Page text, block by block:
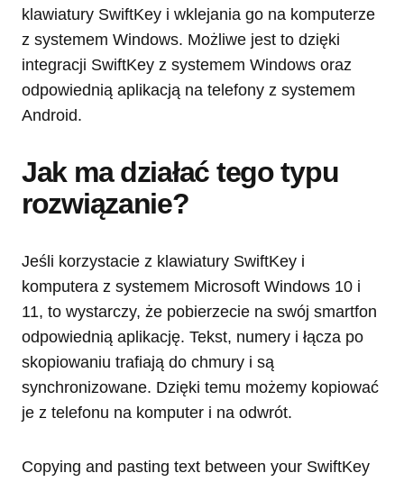
klawiatury SwiftKey i wklejania go na komputerze
z systemem Windows. Możliwe jest to dzięki
integracji SwiftKey z systemem Windows oraz
odpowiednią aplikacją na telefony z systemem
Android.
Jak ma działać tego typu
rozwiązanie?
Jeśli korzystacie z klawiatury SwiftKey i
komputera z systemem Microsoft Windows 10 i
11, to wystarczy, że pobierzecie na swój smartfon
odpowiednią aplikację. Tekst, numery i łącza po
skopiowaniu trafiają do chmury i są
synchronizowane. Dzięki temu możemy kopiować
je z telefonu na komputer i na odwrót.
Copying and pasting text between your SwiftKey